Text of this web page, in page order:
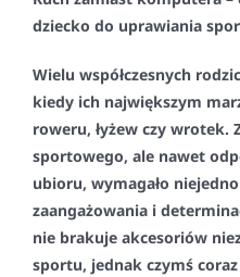
dziecko do uprawiania
Wielu współczesnych
kiedy ich największym
roweru, łyżew czy wrotek.
sportowego, ale nawet
ubioru, wymagało
zaangażowania i
nie brakuje akcesoriów
sportu, jednak czymś